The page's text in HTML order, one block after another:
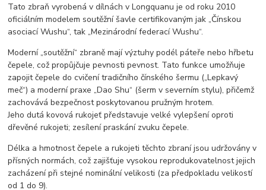
Tato zbraň vyrobená v dílnách v Longquanu je od roku 2010
oficiálním modelem soutěžní šavle certifikovaným jak „Čínskou
asociací Wushu“, tak „Mezinárodní federací Wushu“.
Moderní „soutěžní“ zbraně mají výztuhy podél páteře nebo hřbetu
čepele, což propůjčuje pevnosti pevnost. Tato funkce umožňuje
zapojit čepele do cvičení tradičního čínského šermu („Lepkavý
meč“) a moderní praxe „Dao Shu“ (šerm v severním stylu), přičemž
zachovává bezpečnost poskytovanou pružným hrotem.
Jeho dutá kovová rukojeť představuje velké vylepšení oproti
dřevěné rukojeti; zesílení praskání zvuku čepele.
Délka a hmotnost čepele a rukojeti těchto zbraní jsou udržovány v
přísných normách, což zajišťuje vysokou reprodukovatelnost jejich
zacházení při stejné nominální velikosti (za předpokladu velikostí
od 1 do 9).